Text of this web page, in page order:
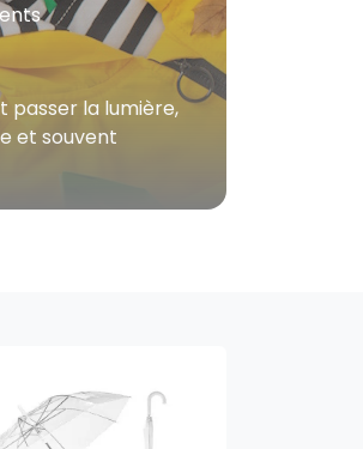
passer la lumière,
et souvent